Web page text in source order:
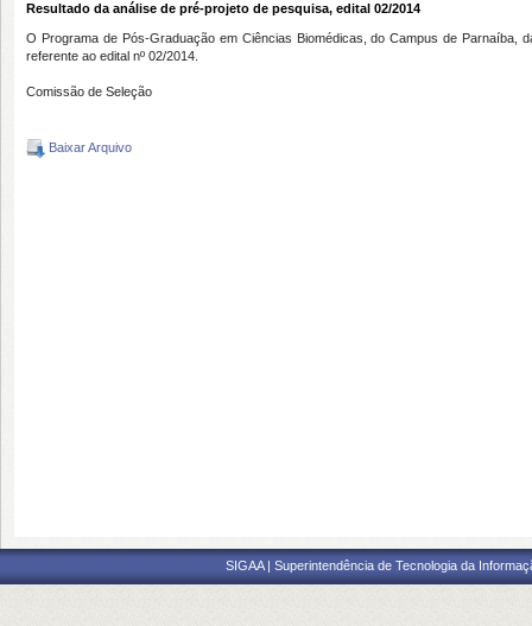
Resultado da análise de pré-projeto de pesquisa, edital 02/2014
O Programa de Pós-Graduação em Ciências Biomédicas, do Campus de
referente ao edital nº 02/2014.
Comissão de Seleção
Baixar Arquivo
SIGAA | Superintendência de Tecnologia da